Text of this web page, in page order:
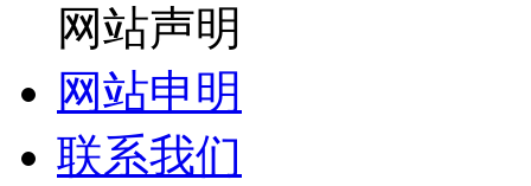
网站声明
网站申明
联系我们